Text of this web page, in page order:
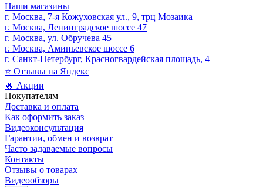
Наши магазины
г. Москва, 7-я Кожуховская ул., 9, трц Мозаика
г. Москва, Ленинградское шоссе 47
г. Москва, ул. Обручева 45
г. Москва, Аминьевское шоссе 6
г. Санкт-Петербург, Красногвардейская площадь, 4
⭐ Отзывы на Яндекс
🔥 Акции
Покупателям
Доставка и оплата
Как оформить заказ
Видеоконсультация
Гарантии, обмен и возврат
Часто задаваемые вопросы
Контакты
Отзывы о товарах
Видеообзоры